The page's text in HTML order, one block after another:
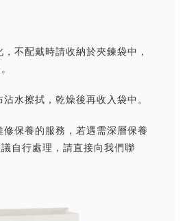
不配戴時請收納於夾鍊袋中，
水擦拭，乾燥後再收入袋中。
保養的服務，若遇需深層保養
自行處理，請直接向我們聯